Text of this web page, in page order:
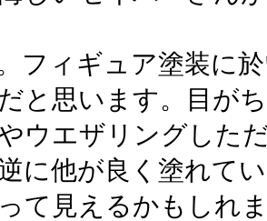
フィギュア塗装に
と思います。目が
ウエザリングした
に他が良く塗れて
て見えるかもしれ